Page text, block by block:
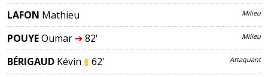
LAFON Mathieu Milieu
POUYEOumar ➔82' Milieu
BÉRIGAUD Kévin ▮ 62' Attaquant